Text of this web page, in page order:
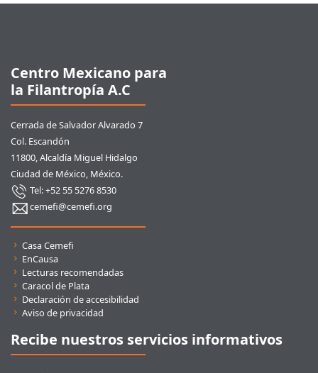
Centro Mexicano para
la Filantropía A.C
Cerrada de Salvador Alvarado 7
Col. Escandón
11800, Alcaldía Miguel Hidalgo
Ciudad de México, México.
Tel: +52 55 5276 8530
cemefi@cemefi.org
Enlaces rápidos
Casa Cemefi
EnCausa
Lecturas recomendadas
Caracol de Plata
Declaración de accesibilidad
Aviso de privacidad
Recibe nuestros servicios informativos